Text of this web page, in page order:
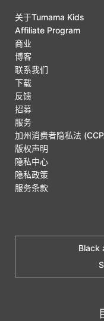
关于Tumama Kids
Affiliate Program
商业
博客
联系我们
下载
反馈
招募
服务
加州消费者隐私法
版权声明
隐私中心
隐私政策
服务条款
Black